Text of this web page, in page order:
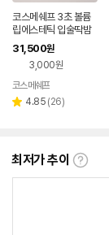
코스메쉐프 3초 볼륨
립에스테틱 입술딱밤
7g
31,500원
3,000원
페이
코스메쉐프
별 4.85 리
(26)
최저가 추이
최